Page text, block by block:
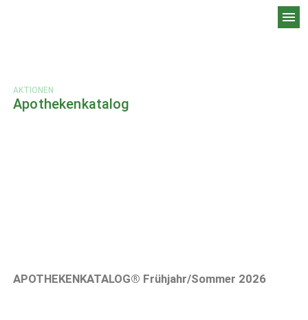
menu
AKTIONEN
Apothekenkatalog
APOTHEKENKATALOG® Frühjahr/Sommer 2026